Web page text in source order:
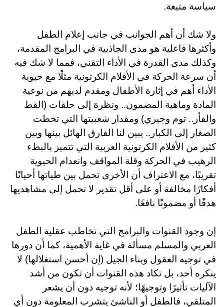
سياسة متبعة.
ولا شك أن أهم الجوانب في جانب إعلام الطفل
وأكثرها فاعلية هو مدى الجاذبية في البرامج المقدمة،
وكذلك مدى القدرة في الأداء التقني، فمما لا شك فيه
أن سرعة الحركة في الأفلام الكرتونية مثلًا مع حيوية
الأداء أهم في إثارة الأطفال ومقدم لديهم من نوعية
المادة وماهية المضمون.. ونظرة إلى حلقات (القط
والفأر.. توم وجيري) ومقدار شعبيتها التي تخطت
الصغار إلى الكبار.. يبين لنا الفارق الهائل بينها وبين
كثير من الأفلام الكرتونية العربية التي تتميز بالبطء
الرهيب في الحركة وقلة المواقف وانعدام الحيوية
تقريبًا، مع الاعتراف أن الأخرى تحمل بين طياتها أحيانًا
أفكارًا مخالفة أو على أقل تقدير لا تحمل إلى مشاهديها
هدفًا أو مضمونًا نافعًا.
إن وجود القنوات والبرامج التي تخاطب عقلية الطفل
العربي والمسلم مسألة في غاية الأهمية، كما أن دورها
في توجيه العقول وبناء الجيل (إن أحسن استغلالها) لا
ينكره أحد، بل تكاد هذه القنوات أن تكون من أشد
الآليات تأثيرًا وتوجيهًا؛ لأنه توجيه دون أن يشعر
المتلقي، فالطفل أو الناشئ يتشرب المعلومة دون أي